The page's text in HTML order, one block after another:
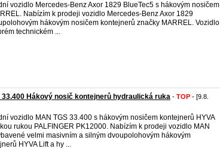
vozidlo Mercedes-Benz Axor 1829 BlueTec5 s hákovým nosičem
Nabízím k prodeji vozidlo Mercedes-Benz Axor 1829
hákovým nosičem kontejnerů značky MARREL. Vozidlo
technickém ...
33.400 Hákový nosič kontejnerů hydraulická ruka - TOP - [9.8.
vozidlo MAN TGS 33.400 s hákovým nosičem kontejnerů HYVA
rukou PALFINGER PK12000. Nabízím k prodeji vozidlo MAN
velmi masivním a silným dvoupolohovým hákovým
HYVA Lift a hy ...